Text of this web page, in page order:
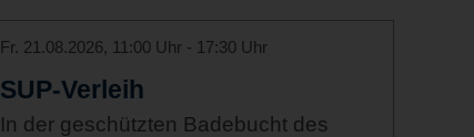
Fr. 21.08.2026, 11:00 Uhr - 17:30 Uhr
SUP-Verleih
In der geschützten Badebucht des